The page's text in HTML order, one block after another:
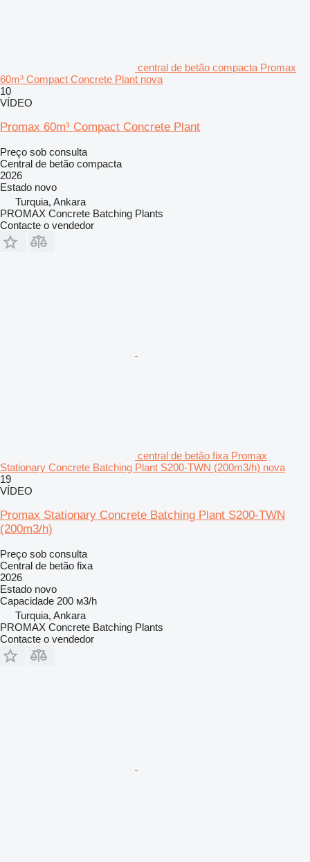
central de betão compacta Promax
60m³ Compact Concrete Plant nova
10
VÍDEO
Promax 60m³ Compact Concrete Plant
Preço sob consulta
Central de betão compacta
2026
Estado novo
Turquia, Ankara
PROMAX Concrete Batching Plants
Contacte o vendedor
central de betão fixa Promax
Stationary Concrete Batching Plant S200-TWN (200m3/h) nova
19
VÍDEO
Promax Stationary Concrete Batching Plant S200-TWN
(200m3/h)
Preço sob consulta
Central de betão fixa
2026
Estado novo
Capacidade 200 м3/h
Turquia, Ankara
PROMAX Concrete Batching Plants
Contacte o vendedor